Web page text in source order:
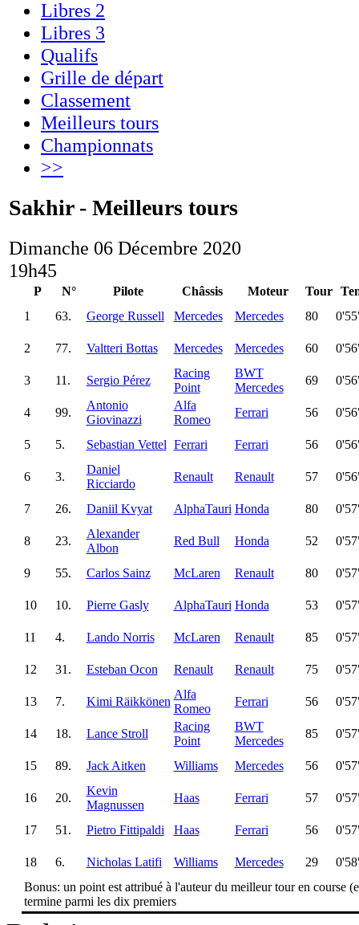
Libres 2
Libres 3
Qualifs
Grille de départ
Classement
Meilleurs tours
Championnats
>>
Sakhir - Meilleurs tours
Dimanche 06 Décembre 2020
19h45
P N° Pilote Châssis Moteur Tour
1
63. George Russell Mercedes Mercedes 80
2 77. Valtteri Bottas Mercedes Mercedes 60
3 11. Sergio Pérez
Racing
Point
BWT
Mercedes
69
4 99.
Antonio
Giovinazzi
Alfa
Romeo
Ferrari 56
5 5. Sebastian Vettel Ferrari Ferrari 56
6 3.
Daniel
Ricciardo
Renault Renault 57
7 26. Daniil Kvyat AlphaTauri Honda 80
8 23.
Alexander
Albon
Red Bull Honda 52
9 55. Carlos Sainz McLaren Renault 80
10 10. Pierre Gasly AlphaTauri Honda 53
11 4. Lando Norris McLaren Renault 85
12 31. Esteban Ocon Renault Renault 75
13 7. Kimi Räikkönen
Alfa
Romeo
Ferrari 56
14 18. Lance Stroll
Racing
Point
BWT
Mercedes
85
15 89. Jack Aitken Williams Mercedes 56
16 20.
Kevin
Magnussen
Haas Ferrari 57
17 51. Pietro Fittipaldi Haas Ferrari 56
18 6. Nicholas Latifi Williams Mercedes 29
Bonus: un point est attribué à l'auteur du meilleur tour en course
termine parmi les dix premiers